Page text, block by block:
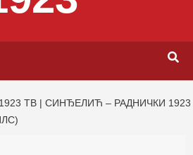
ТВ | СИНЂЕЛИЋ – РАДНИЧКИ 1923